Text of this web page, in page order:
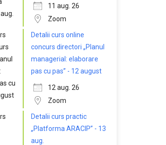
11 aug. 26
Zoom
Detalii curs online
concurs directori „Planul
managerial: elaborare
pas cu pas” - 12 august
12 aug. 26
Zoom
Detalii curs practic
„Platforma ARACIP” - 13
aug.